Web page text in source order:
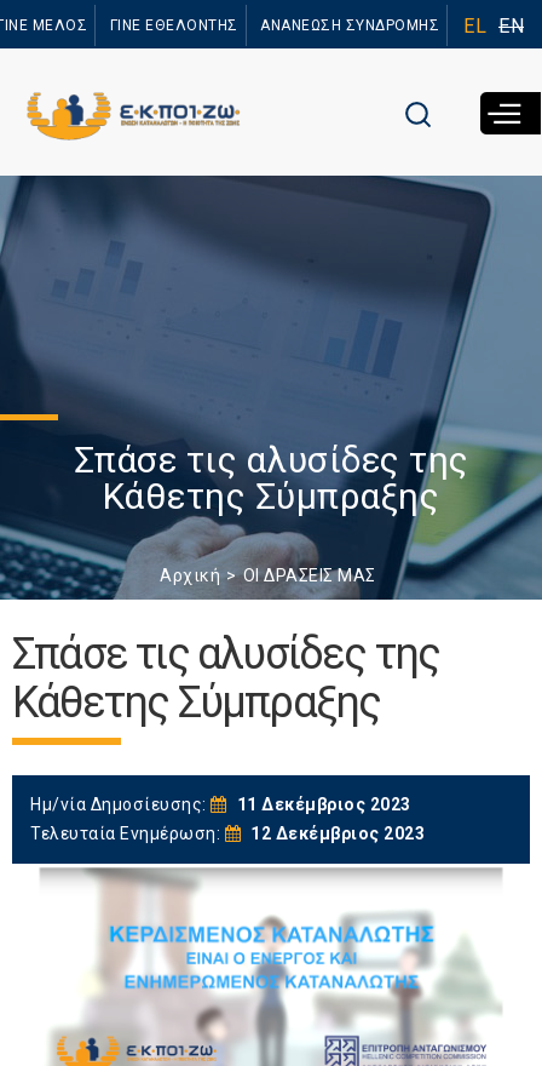
προς το
ΜΕΛΟΣ ΓΙΝΕ ΕΘΕΛΟΝΤΗΣ ΑΝΑΝΕΩΣΗ ΣΥΝΔΡΟΜΗΣ EL EN
Σπάσε τις αλυσίδες της
Κάθετης Σύμπραξης
Αρχική ΟΙ ΔΡΑΣΕΙΣ ΜΑΣ
Σπάσε τις αλυσίδες της
Κάθετης Σύμπραξης
Ημ/νία Δημοσίευσης:
11 Δεκέμβριος 2023
Τελευταία Ενημέρωση:
12 Δεκέμβριος 2023